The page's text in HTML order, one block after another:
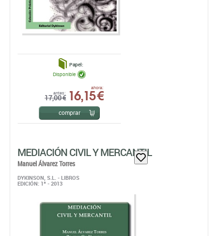
Papel:
antes:
17,00 €
ahora:
16,15 €
Disponible
comprar
MEDIACIÓN CIVIL Y MERCANTIL
Manuel Álvarez Torres
DYKINSON, S.L. - LIBROS
EDICIÓN: 1ª - 2013